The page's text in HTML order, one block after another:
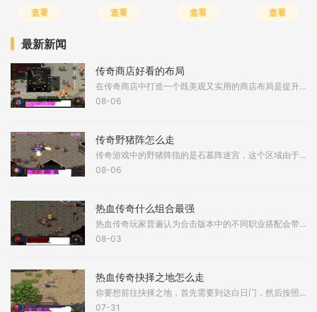
查看 查看 查看 查看
最新新闻
传奇商店好看的布局
在传奇商店中打造一个既美观又实用的商店布局是提升游戏体验的重要环节，一个精心设计的布局不仅能吸引更多顾客光临，还能优化商品展示和店员的工作效率，店铺的初始状态通常
08-06
传奇野猪阵怎么走
传奇游戏中的野猪阵指的是石墓阵迷宫，这个区域由于聚集了大量红野猪、黑野猪和白野猪而得名，想要成功穿越这个迷宫需要掌握正确的行走路径。野猪阵的入口通常位于石墓五层，
08-06
热血传奇什么组合最强
热血传奇玩家普遍认为合击版本中的不同职业搭配会带来截然不同的游戏体验。在诸多组合中，道士与道士的道道组合以其爆发性合击技能而备受关注。该组合具备在短时间内输出巨额
08-03
热血传奇抉择之地怎么走
你要想前往抉择之地，首先需要到达白日门，然后按照特定路线前进。到了白日门打开地图，找到赤月峡谷东入口，这是进入赤月峡谷区域的第一步。进入赤月峡谷东入口后，你会到达
07-31